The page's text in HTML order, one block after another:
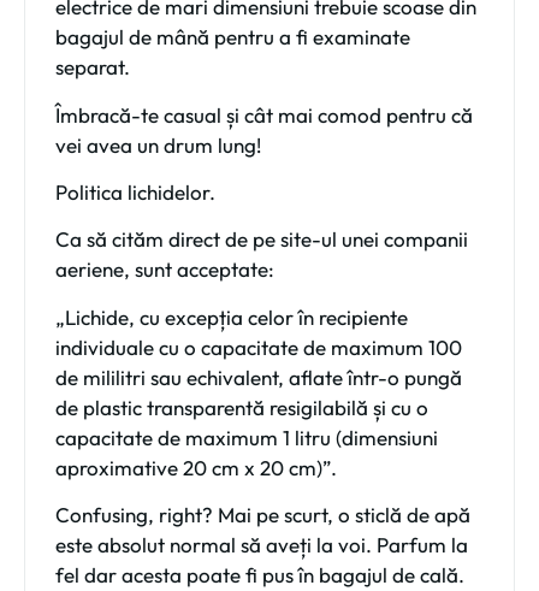
electrice de mari dimensiuni trebuie scoase din
bagajul de mână pentru a fi examinate
separat.
Îmbracă-te casual și cât mai comod pentru că
vei avea un drum lung!
Politica lichidelor.
Ca să cităm direct de pe site-ul unei companii
aeriene, sunt acceptate:
„Lichide, cu excepția celor în recipiente
individuale cu o capacitate de maximum 100
de mililitri sau echivalent, aflate într-o pungă
de plastic transparentă resigilabilă și cu o
capacitate de maximum 1 litru (dimensiuni
aproximative 20 cm x 20 cm)”.
Confusing, right? Mai pe scurt, o sticlă de apă
este absolut normal să aveți la voi. Parfum la
fel dar acesta poate fi pus în bagajul de cală.